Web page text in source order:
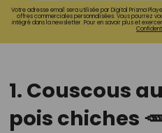
Votre adresse email sera utilisée par Digital Prisma
offres commerciales personnalisées. Vous pourrez
intégré dans la newsletter. Pour en savoir plus et
1. Couscous
pois chiches